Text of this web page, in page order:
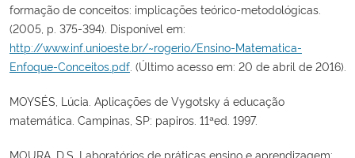
formação de conceitos: implicações teórico-metodológicas.
(2005, p. 375-394). Disponível em:
http://www.inf.unioeste.br/~rogerio/Ensino-Matematica-
Enfoque-Conceitos.pdf. (Último acesso em: 20 de abril de 2016).
MOYSÉS, Lúcia. Aplicações de Vygotsky á educação
matemática. Campinas, SP: papiros. 11ªed. 1997.
MOURA. D.S. Laboratórios de práticas ensino e aprendizagem: